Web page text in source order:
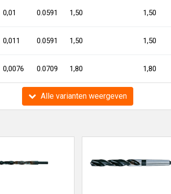
0,01 0.0591 1,50 1,50
0,011 0.0591 1,50 1,50
0,0076 0.0709 1,80 1,80
Alle varianten weergeven